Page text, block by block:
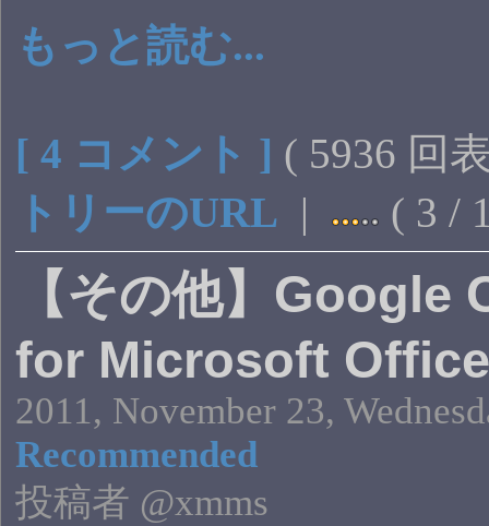
もっと読む...
[ 4 コメント ] ( 5936 回
トリーのURL | ( 3 /
【その他】
for Microsoft Office
2011, November 23,
Recommended
投稿者 @xmms